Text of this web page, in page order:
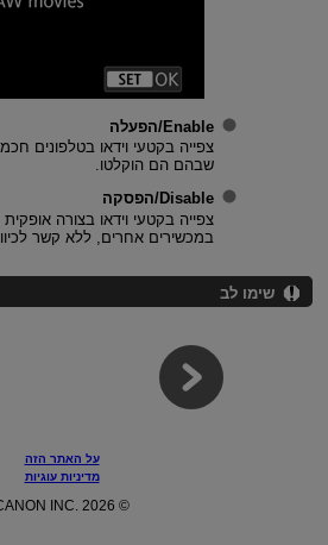
Enable/הפעלה
צפייה בקטעי וידאו בטלפונים
שבהם הם הוקלטו.
Disable/הפסקה
צפייה בקטעי וידאו בצורה
במכשירים אחרים, ללא קשר
שימו לב
על האתר הזה
מדיניות עוגיות
© CANON INC. 2026